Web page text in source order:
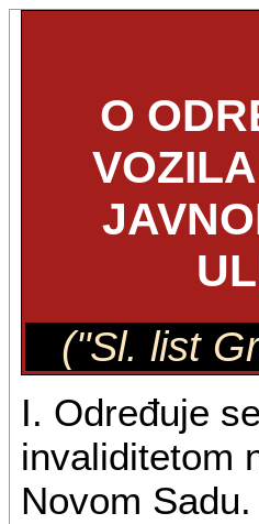
O
("Sl. list
I. Određuje
invaliditetom
Novom Sadu.